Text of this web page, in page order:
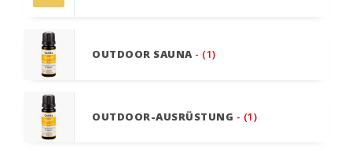
OUTDOOR SAUNA - (1)
OUTDOOR-AUSRÜSTUNG - (1)